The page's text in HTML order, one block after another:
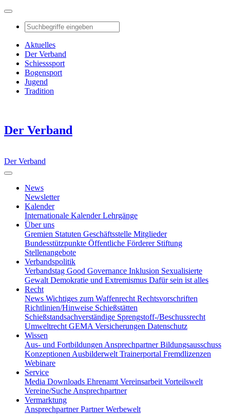
Aktuelles
Der Verband
Schiesssport
Bogensport
Jugend
Tradition
Der Verband
Der Verband
News
Newsletter
Kalender
Internationale KalenderLehrgänge
Über uns
Gremien Statuten Geschäftsstelle Mitglieder
Bundesstützpunkte Öffentliche Förderer Stiftung
Stellenangebote
Verbandspolitik
Verbandstag Good Governance Inklusion Sexualisierte
Gewalt Demokratie und Extremismus Dafür sein ist alles
Recht
News Wichtiges zum Waffenrecht Rechtsvorschriften
Richtlinien/Hinweise Schießstätten
Schießstandsachverständige Sprengstoff-/Beschussrecht
Umweltrecht GEMA Versicherungen Datenschutz
Wissen
Aus- und Fortbildungen AnsprechpartnerBildungsausschuss
Konzeptionen Ausbilderwelt Trainerportal Fremdlizenzen
Webinare
Service
Media Downloads Ehrenamt Vereinsarbeit Vorteilswelt
Vereine/Suche Ansprechpartner
Vermarktung
AnsprechpartnerPartnerWerbewelt